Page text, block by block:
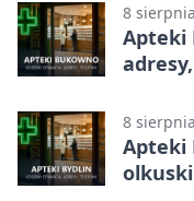
8
Apteki
8
Apteki